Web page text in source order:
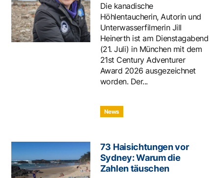
Die kanadische
Höhlentaucherin, Autorin und
Unterwasserfilmerin Jill
Heinerth ist am Dienstagabend
(21. Juli) in München mit dem
21st Century Adventurer
Award 2026 ausgezeichnet
worden. Der...
News
73 Haisichtungen vor
Sydney: Warum die
Zahlen täuschen